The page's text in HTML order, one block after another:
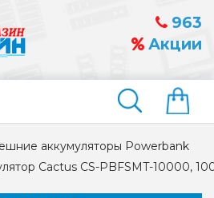
963
Акции
Найти
аккумуляторы Powerbank
Cactus CS-PBFSMT-10000,